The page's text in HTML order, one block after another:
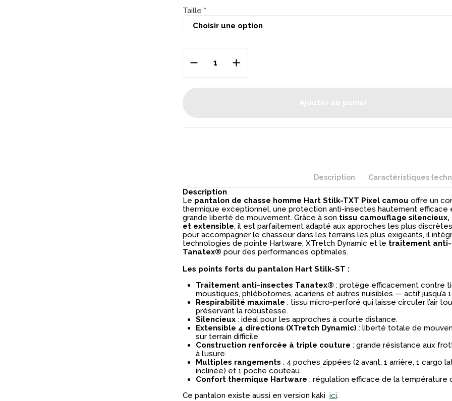
Taille
Description Caractéristiques
Description
Le pantalon de chasse homme Hart Stilk-TXT Pixel camou offre un
thermique exceptionnel, une protection anti-insectes hautement efficace
grande liberté de mouvement. Grâce à son tissu camouflage silencieux,
et extensible, il est parfaitement adapté aux approches les plus
pour accompagner le chasseur dans les terrains les plus exigeants, il
technologies de pointe Hartware, XTretch Dynamic et le traitement
Tanatex® pour des performances optimales.
Les points forts du pantalon Hart Stilk-ST :
Traitement anti-insectes Tanatex® : protège efficacement contre
moustiques, phlébotomes, acariens et autres nuisibles — actif jusqu’à
Respirabilité maximale : tissu micro-perforé qui laisse circuler l’air
préservant la robustesse.
Silencieux: idéal pour les approches à courte distance.
Extensible 4 directions (XTretch Dynamic) : liberté totale de
sur terrain difficile.
Construction renforcée à triple couture : grande résistance aux
à l’usure.
Multiples rangements : 4 poches zippées (2 avant, 1 arrière, 1 cargo
inclinée) et 1 poche couteau.
Confort thermique Hartware : régulation efficace de la température
Ce pantalon existe aussi en version kaki ici.